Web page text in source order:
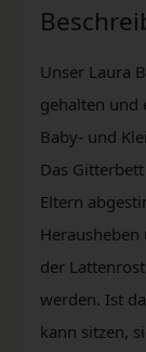
Unser Laura
gehalten und
Baby- und
Das
Eltern
der
werden. Ist
kann sitzen,